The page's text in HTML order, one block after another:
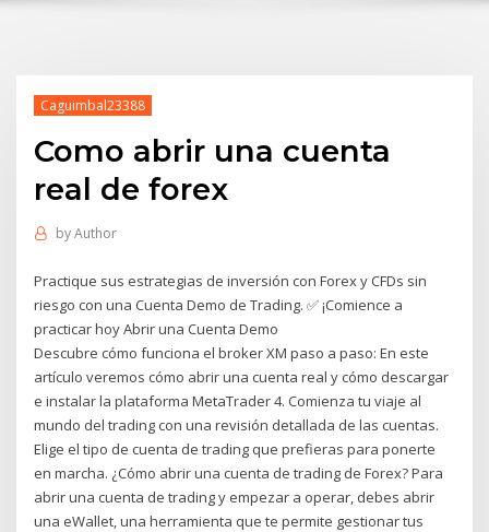
Caguimbal23388
Como abrir una cuenta
real de forex
byAuthor
Practique sus estrategias de inversión con Forex y CFDs sin
riesgo con una Cuenta Demo de Trading. ✅ ¡Comience a
practicar hoy Abrir una Cuenta Demo
Descubre cómo funciona el broker XM paso a paso: En este
artículo veremos cómo abrir una cuenta real y cómo descargar
e instalar la plataforma MetaTrader 4. Comienza tu viaje al
mundo del trading con una revisión detallada de las cuentas.
Elige el tipo de cuenta de trading que prefieras para ponerte
en marcha. ¿Cómo abrir una cuenta de trading de Forex? Para
abrir una cuenta de trading y empezar a operar, debes abrir
una eWallet, una herramienta que te permite gestionar tus